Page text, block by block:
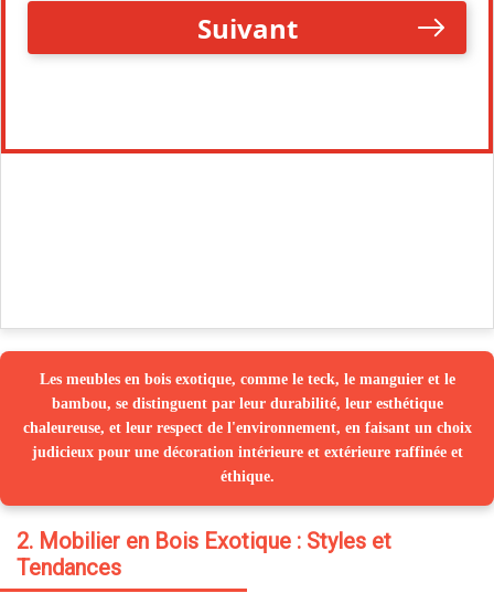
Les meubles en bois exotique, comme le teck, le manguier et le
bambou, se distinguent par leur durabilité, leur esthétique
chaleureuse, et leur respect de l'environnement, en faisant un choix
judicieux pour une décoration intérieure et extérieure raffinée et
éthique.
2. Mobilier en Bois Exotique : Styles et
Tendances